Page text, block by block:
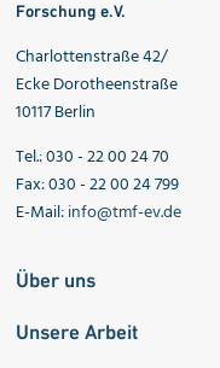
Forschung e.V.
Charlottenstraße 42/
Ecke Dorotheenstraße
10117 Berlin
Tel.: 030 - 22 00 24 70
Fax: 030 - 22 00 24 799
E-Mail:info@tmf-ev.de
Über uns
Unsere Arbeit